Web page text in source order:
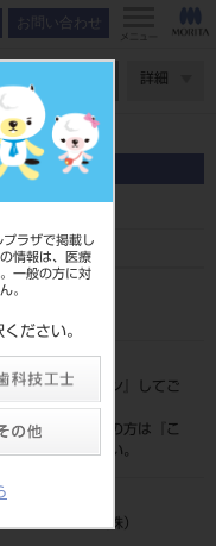
ラザで掲載し
情報は、医療
一般の方に対
。
ださい。
お問い合わせ
メニュー
詳細
フトウェア
ェア
ード
確認は『ログイン
』してご
さい。
会員登録がまだの方は『
こ
より登録ください。
ー
プライシロナ（株）